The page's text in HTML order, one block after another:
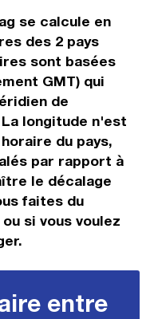
se calcule en
des 2 pays
sont basées
GMT) qui
de
longitude n'est
du pays,
par rapport à
le décalage
faites du
si vous voulez
entre